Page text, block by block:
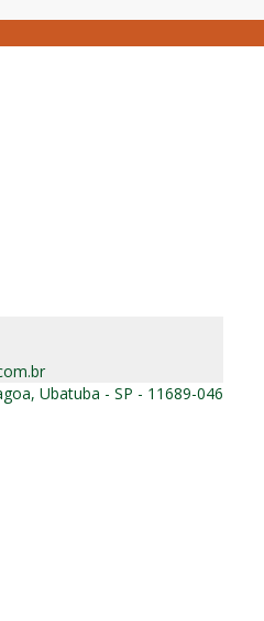
Ubatuba - SP - 11689-046